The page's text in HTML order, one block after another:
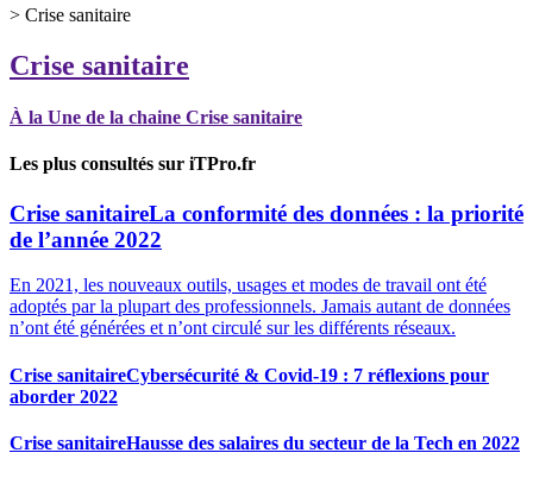
> Crise sanitaire
Crise sanitaire
À la Une de la chaine Crise sanitaire
Les plus consultés sur iTPro.fr
Crise sanitaireLa conformité des données : la priorité
de l’année 2022
En 2021, les nouveaux outils, usages et modes de travail ont été
adoptés par la plupart des professionnels. Jamais autant de données
n’ont été générées et n’ont circulé sur les différents réseaux.
Crise sanitaireCybersécurité & Covid-19 : 7 réflexions pour
aborder 2022
Crise sanitaireHausse des salaires du secteur de la Tech en 2022